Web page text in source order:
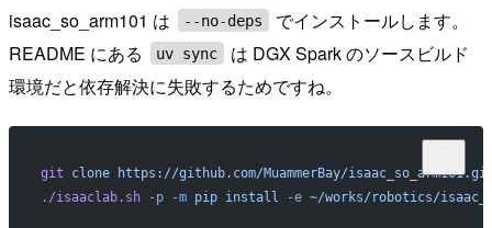
isaac_so_arm101 は --no-deps
でインストールします。
README にある
uv sync
は DGX Spark のソースビルド
環境だと依存解決に失敗するためですね。
git clone https://github.com/MuammerBay/
./isaaclab.sh -p -m pip install -e ~/works/robotics/